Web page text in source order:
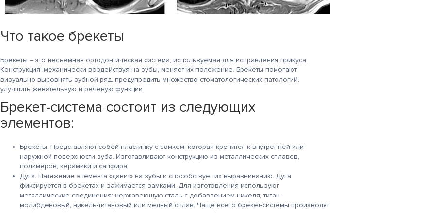
Что такое брекеты
Брекеты – это несъемная ортодонтическая система, используемая для исправления прикуса.
Конструкция, механически воздействуя на зубы, меняет их положение. Брекеты помогают
визуально выровнять зубной ряд, предупредить множество стоматологических патологий,
улучшить жевательную и речевую функции.
Брекет-система состоит из следующих
элементов:
Брекеты. Представляют собой пластинку с замком, которая крепится к внутренней или
наружной поверхности зуба. Изготавливают конструкцию из металлических сплавов,
полимеров, керамики и сапфира.
Дуга. Натяжение элемента «давит» на зубы и способствует их выравниванию. Дуга
фиксируется в брекетах и зажимается замками. Для изготовления используют
металлические соединения: нержавеющую сталь с добавлением никеля, титан-
молибденовый, никель-титановый или медный сплав. Чаще всего брекет-системы производят